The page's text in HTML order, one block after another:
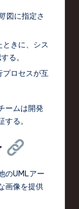
図に指定さ
ときに、シス
る。
プロセスが互
ームは開発
る。
のUMLアー
画像を提供